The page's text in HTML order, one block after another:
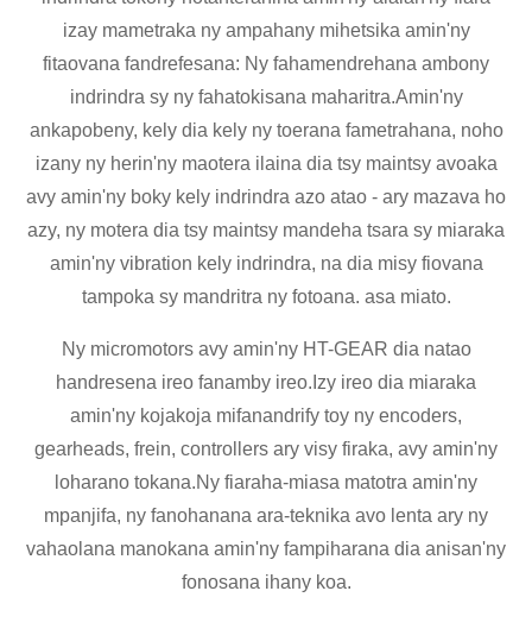
izay mametraka ny ampahany mihetsika amin'ny
fitaovana fandrefesana: Ny fahamendrehana ambony
indrindra sy ny fahatokisana maharitra.Amin'ny
ankapobeny, kely dia kely ny toerana fametrahana, noho
izany ny herin'ny maotera ilaina dia tsy maintsy avoaka
avy amin'ny boky kely indrindra azo atao - ary mazava ho
azy, ny motera dia tsy maintsy mandeha tsara sy miaraka
amin'ny vibration kely indrindra, na dia misy fiovana
tampoka sy mandritra ny fotoana. asa miato.
Ny micromotors avy amin'ny HT-GEAR dia natao
handresena ireo fanamby ireo.Izy ireo dia miaraka
amin'ny kojakoja mifanandrify toy ny encoders,
gearheads, frein, controllers ary visy firaka, avy amin'ny
loharano tokana.Ny fiaraha-miasa matotra amin'ny
mpanjifa, ny fanohanana ara-teknika avo lenta ary ny
vahaolana manokana amin'ny fampiharana dia anisan'ny
fonosana ihany koa.